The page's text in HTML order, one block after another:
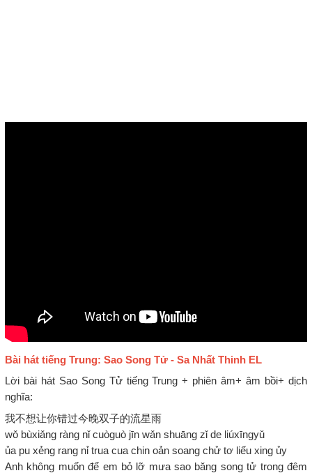
Bài hát tiếng Trung: Sao Song Tử - Sa Nhất Thinh EL
Lời bài hát Sao Song Tử tiếng Trung + phiên âm+ âm bồi+ dịch
nghĩa:
我不想让你错过今晚双子的流星雨
wǒ bùxiǎng ràng nǐ cuòguò jīn wǎn shuāng zǐ de liúxīngyǔ
ủa pu xẻng rang nỉ trua cua chin oản soang chử tơ liếu xing ủy
Anh không muốn để em bỏ lỡ mưa sao băng song tử trong đêm